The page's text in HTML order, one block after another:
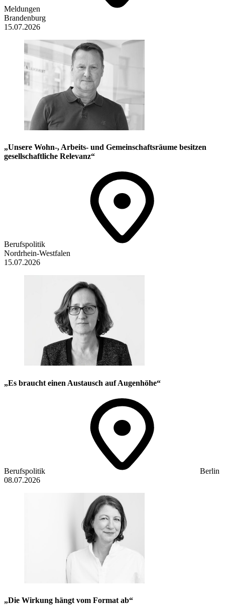
Meldungen
Brandenburg
15.07.2026
„Unsere Wohn-, Arbeits- und Gemeinschaftsräume besitzen
gesellschaftliche Relevanz“
Berufspolitik
Nordrhein-Westfalen
15.07.2026
„Es braucht einen Austausch auf Augenhöhe“
Berufspolitik
Berlin
08.07.2026
„Die Wirkung hängt vom Format ab“